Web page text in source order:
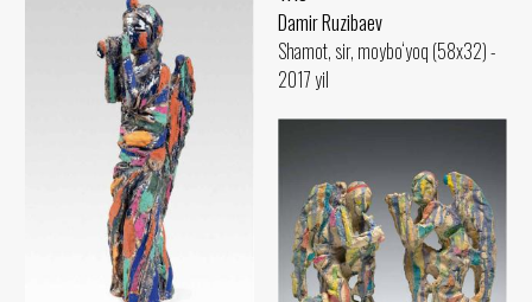
Damir Ruzibaev
Shamot, sir, moybo‘yoq (58x32) -
2017 yil